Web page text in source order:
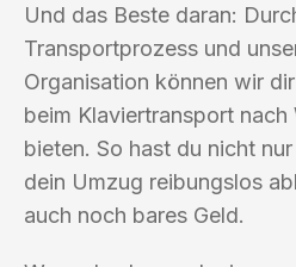
Und das Beste daran:
Transportprozess und
Organisation können wir
beim Klaviertransport
bieten. So hast du nicht
dein Umzug reibungslos
auch noch bares Geld.